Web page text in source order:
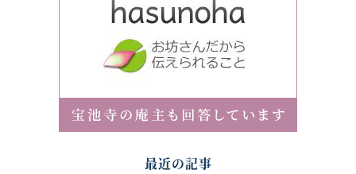
最近の記事